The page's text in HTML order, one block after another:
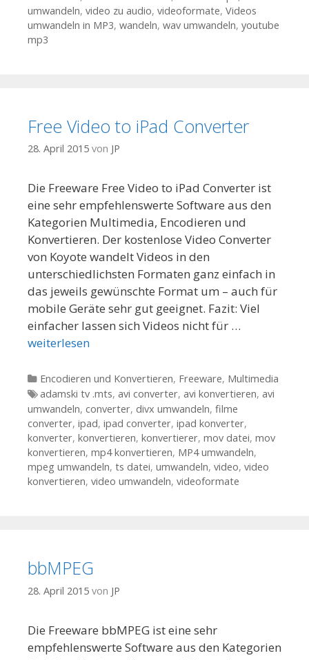
umwandeln, video zu audio, videoformate, Videos
umwandeln in MP3, wandeln, wav umwandeln, youtube
mp3
Free Video to iPad Converter
28. April 2015 von JP
Die Freeware Free Video to iPad Converter ist
eine sehr empfehlenswerte Software aus den
Kategorien Multimedia, Encodieren und
Konvertieren. Der kostenlose Video Converter
von Koyote wandelt Videos in den
unterschiedlichsten Formaten ganz einfach in
das jeweils gewünschte Format um – auch für
mobile Geräte sehr gut geeignet. Fazit: Viel
einfacher lassen sich Videos nicht für …
weiterlesen
Kategorien
Encodieren und Konvertieren, Freeware, Multimedia
Tags
adamski tv .mts, avi converter, avi konvertieren, avi
umwandeln, converter, divx umwandeln, filme
converter, ipad, ipad converter, ipad konverter,
konverter, konvertieren, konvertierer, mov datei, mov
konvertieren, mp4 konvertieren, MP4 umwandeln,
mpeg umwandeln, ts datei, umwandeln, video, video
konvertieren, video umwandeln, videoformate
bbMPEG
28. April 2015 von JP
Die Freeware bbMPEG ist eine sehr
empfehlenswerte Software aus den Kategorien